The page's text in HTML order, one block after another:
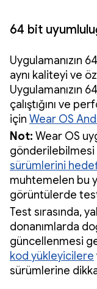
64 bit
Uygulamanızın
aynı kaliteyi ve
Uygulamanızın
çalıştığını ve
için Wear OS
Not: Wear OS
gönderilebilmesi
sürümlerini
muhtemelen bu
görüntülerde
Test sırasında,
donanımlarda
güncellenmesi
kod yükleyicilere
sürümlerine